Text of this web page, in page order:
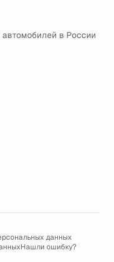
в России
данных
Нашли ошибку?